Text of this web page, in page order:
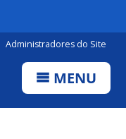
Administradores do Site
MENU